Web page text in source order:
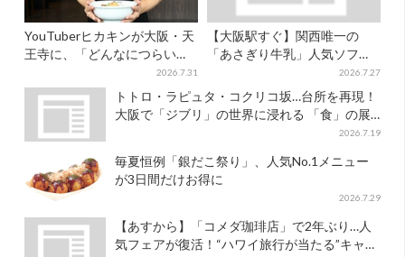
YouTuberヒカキンが大阪・天
王寺に、「どんなにつらい時
でも…」ラーメン愛＆兄セイ
キンとの思い出を語る
2026.7.31
【大阪駅すぐ】関西唯一の
「あさぎり牛乳」人気ソフト
クリームが進化…ここだけの
新メニューも仲間入り
2026.7.27
トトロ・ラピュタ・コクリコ坂…台所を再現！
大阪で「ジブリ」の世界に浸れる 「食」の展
2026.7.19
毎夏恒例「銀だこ祭り」、人気No.1メニュー
が3日間だけお得に
2026.7.29
【あすから】「コメダ珈琲店」で2年ぶり…人
気フェアが復活！“ハワイ旅行が当たる”キャン